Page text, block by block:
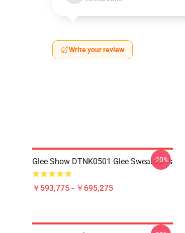
Write your review
Glee Show DTNK0501 Glee Sweatshirts
￥593,775 - ￥695,275
-20%